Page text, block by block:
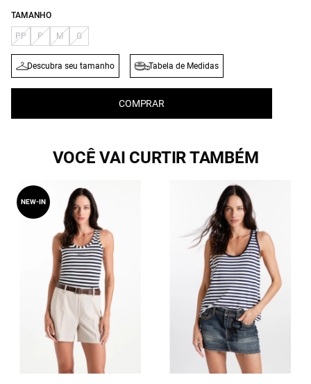
TAMANHO
PP P M G
Descubra seu tamanho Tabela de Medidas
COMPRAR
VOCÊ VAI CURTIR TAMBÉM
NEW-IN